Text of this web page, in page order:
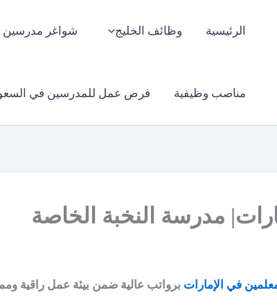
الرئيسية وظائف الخليج شواغر
مناصب وظيفية فرص عمل للمدرسين في
مدرسة النخبة الخاصة
في الإمارات برواتب عالية ضمن بيئة عمل راقية